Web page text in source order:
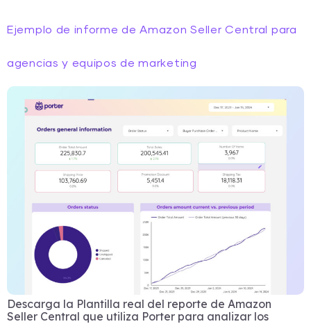
Ejemplo de informe de Amazon Seller Central para
agencias y equipos de marketing
Descarga la Plantilla real del reporte de Amazon
Seller Central que utiliza Porter para analizar los